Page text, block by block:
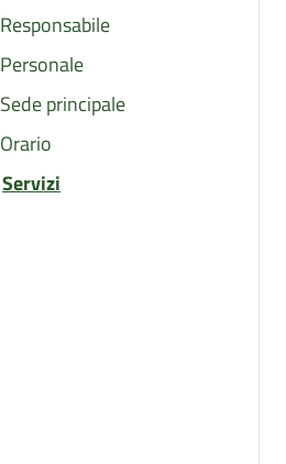
Responsabile
Personale
Sede principale
Orario
Servizi